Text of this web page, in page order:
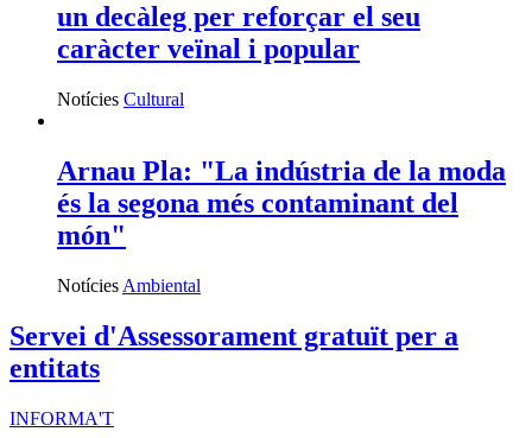
un decàleg per reforçar el seu
caràcter veïnal i popular
Notícies Cultural
Arnau Pla: "La indústria de la moda
és la segona més contaminant del
món"
Notícies Ambiental
Servei d'Assessorament gratuït per a
entitats
INFORMA'T